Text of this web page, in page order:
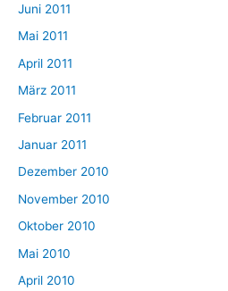
Juni 2011
Mai 2011
April 2011
März 2011
Februar 2011
Januar 2011
Dezember 2010
November 2010
Oktober 2010
Mai 2010
April 2010